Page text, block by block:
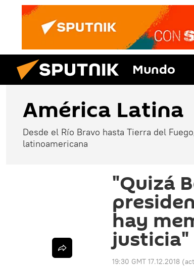
Mundo
América Latina
Desde el Río Bravo hasta Tierra del
latinoamericana
"Quizá
hay
justicia"
19:30 GMT 17.12.2018